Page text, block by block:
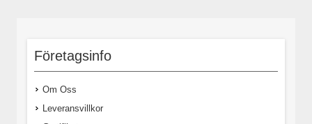
Företagsinfo
Om Oss
Leveransvillkor